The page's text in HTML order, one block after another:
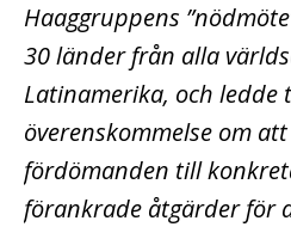
Haaggruppens
30 länder från alla
Latinamerika, och ledde
överenskommelse om
fördömanden till
förankrade åtgärder för